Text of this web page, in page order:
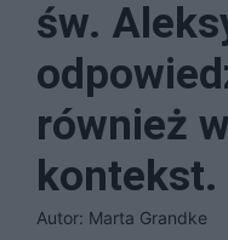
św.
również
kontekst.
Autor: Marta Grandke